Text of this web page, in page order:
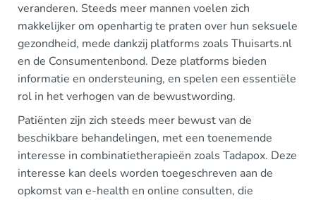
veranderen. Steeds meer mannen voelen zich
makkelijker om openhartig te praten over hun seksuele
gezondheid, mede dankzij platforms zoals Thuisarts.nl
en de Consumentenbond. Deze platforms bieden
informatie en ondersteuning, en spelen een essentiële
rol in het verhogen van de bewustwording.
Patiënten zijn zich steeds meer bewust van de
beschikbare behandelingen, met een toenemende
interesse in combinatietherapieën zoals Tadapox. Deze
interesse kan deels worden toegeschreven aan de
opkomst van e-health en online consulten, die